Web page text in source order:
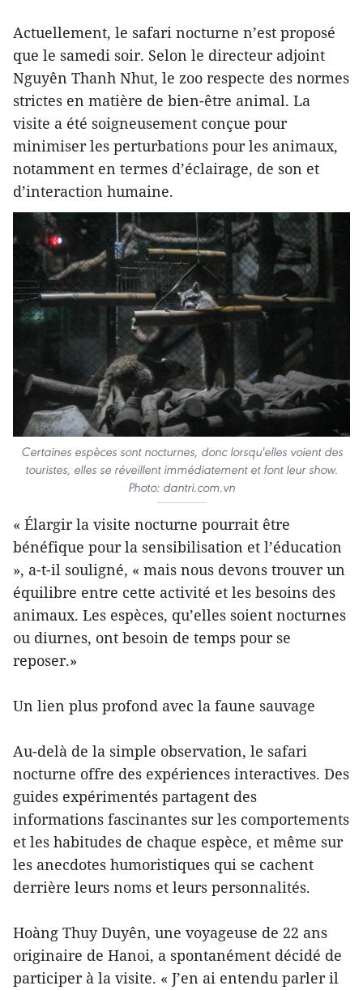
Actuellement, le safari nocturne n’est proposé
que le samedi soir. Selon le directeur adjoint
Nguyên Thanh Nhut, le zoo respecte des normes
strictes en matière de bien-être animal. La
visite a été soigneusement conçue pour
minimiser les perturbations pour les animaux,
notamment en termes d’éclairage, de son et
d’interaction humaine.
Certaines espèces sont nocturnes, donc lorsqu'elles voient des
touristes, elles se réveillent immédiatement et font leur show.
Photo: dantri.com.vn
« Élargir la visite nocturne pourrait être
bénéfique pour la sensibilisation et l’éducation
», a-t-il souligné, « mais nous devons trouver un
équilibre entre cette activité et les besoins des
animaux. Les espèces, qu’elles soient nocturnes
ou diurnes, ont besoin de temps pour se
reposer.»
Un lien plus profond avec la faune sauvage
Au-delà de la simple observation, le safari
nocturne offre des expériences interactives. Des
guides expérimentés partagent des
informations fascinantes sur les comportements
et les habitudes de chaque espèce, et même sur
les anecdotes humoristiques qui se cachent
derrière leurs noms et leurs personnalités.
Hoàng Thuy Duyên, une voyageuse de 22 ans
originaire de Hanoi, a spontanément décidé de
participer à la visite. « J’en ai entendu parler il